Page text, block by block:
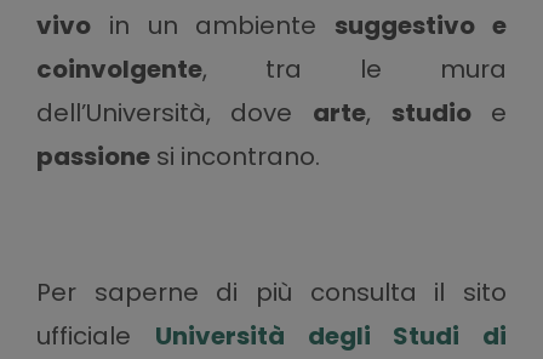
vivoin un ambiente suggestivo e
coinvolgente, tra le mura
dell’Università, dove arte, studioe
passionesi incontrano.
Per saperne di più consulta il sito
ufficiale Università degli Studi di